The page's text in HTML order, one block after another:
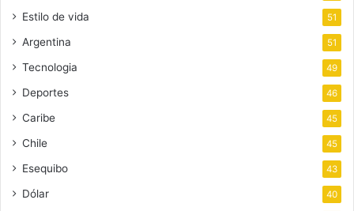
Estilo de vida 51
Argentina 51
Tecnologia 49
Deportes 46
Caribe 45
Chile 45
Esequibo 43
Dólar 40